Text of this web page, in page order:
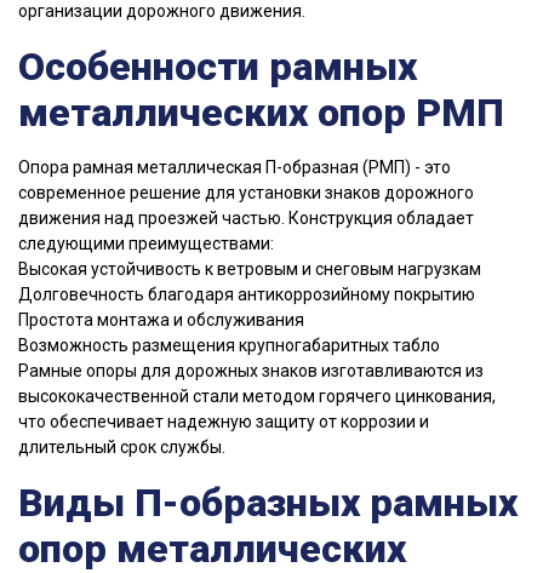
организации дорожного движения.
Особенности рамных
металлических опор РМП
Опора рамная металлическая П-образная (РМП) - это
современное решение для установки знаков дорожного
движения над проезжей частью. Конструкция обладает
следующими преимуществами:
Высокая устойчивость к ветровым и снеговым нагрузкам
Долговечность благодаря антикоррозийному покрытию
Простота монтажа и обслуживания
Возможность размещения крупногабаритных табло
Рамные опоры для дорожных знаков изготавливаются из
высококачественной стали методом горячего цинкования,
что обеспечивает надежную защиту от коррозии и
длительный срок службы.
Виды П-образных рамных
опор металлических